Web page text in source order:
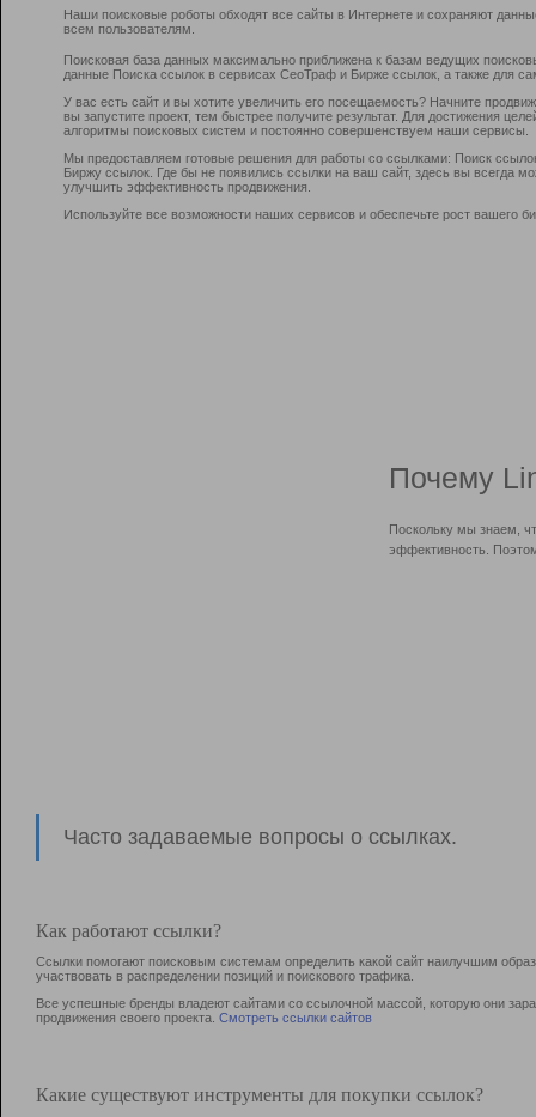
Наши поисковые роботы обходят все сайты в Интернете и сохраняют
всем пользователям.
Поисковая база данных максимально приближена к базам ведущих
данные Поиска ссылок в сервисах СеоТраф и Бирже ссылок, а также для
У вас есть сайт и вы хотите увеличить его посещаемость? Начните
вы запустите проект, тем быстрее получите результат. Для достижения
алгоритмы поисковых систем и постоянно совершенствуем наши сервисы.
Мы предоставляем готовые решения для работы со ссылками: Поиск
Биржу ссылок. Где бы не появились ссылки на ваш сайт, здесь вы всегда
улучшить эффективность продвижения.
Используйте все возможности наших сервисов и обеспечьте рост вашего
Почему
Поскольку мы знаем,
эффективность.
Часто задаваемые вопросы о ссылках.
Как работают ссылки?
Ссылки помогают поисковым системам определить какой сайт наилучшим
участвовать в раcпределении позиций и поискового трафика.
Все успешные бренды владеют сайтами со ссылочной массой, которую они
продвижения своего проекта. Смотреть ссылки сайтов
Какие существуют инструменты для покупки ссылок?